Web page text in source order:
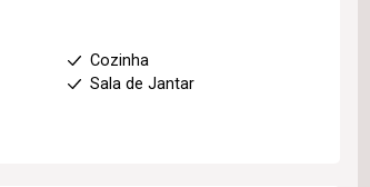
Cozinha
Sala de Jantar